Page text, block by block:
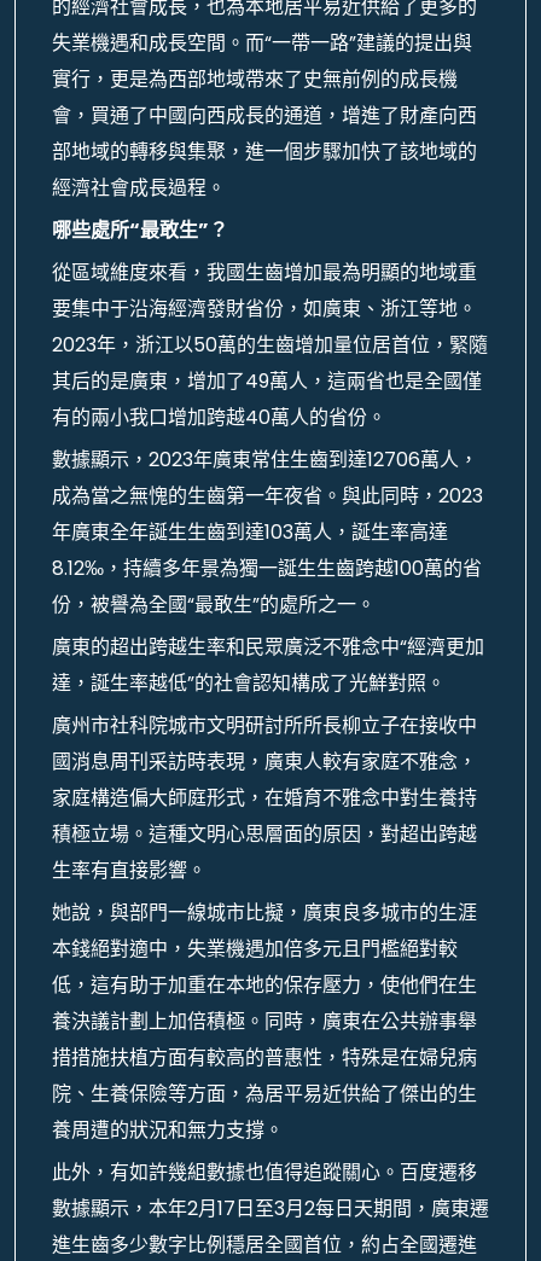
的經濟社會成長，也為本地居平易近供給了更多的
失業機遇和成長空間。而“一帶一路”建議的提出與
實行，更是為西部地域帶來了史無前例的成長機
會，買通了中國向西成長的通道，增進了財產向西
部地域的轉移與集聚，進一個步驟加快了該地域的
經濟社會成長過程。
哪些處所“最敢生”？
從區域維度來看，我國生齒增加最為明顯的地域重
要集中于沿海經濟發財省份，如廣東、浙江等地。
2023年，浙江以50萬的生齒增加量位居首位，緊隨
其后的是廣東，增加了49萬人，這兩省也是全國僅
有的兩小我口增加跨越40萬人的省份。
數據顯示，2023年廣東常住生齒到達12706萬人，
成為當之無愧的生齒第一年夜省。與此同時，2023
年廣東全年誕生生齒到達103萬人，誕生率高達
8.12‰，持續多年景為獨一誕生生齒跨越100萬的省
份，被譽為全國“最敢生”的處所之一。
廣東的超出跨越生率和民眾廣泛不雅念中“經濟更加
達，誕生率越低”的社會認知構成了光鮮對照。
廣州市社科院城市文明研討所所長柳立子在接收中
國消息周刊采訪時表現，廣東人較有家庭不雅念，
家庭構造偏大師庭形式，在婚育不雅念中對生養持
積極立場。這種文明心思層面的原因，對超出跨越
生率有直接影響。
她說，與部門一線城市比擬，廣東良多城市的生涯
本錢絕對適中，失業機遇加倍多元且門檻絕對較
低，這有助于加重在本地的保存壓力，使他們在生
養決議計劃上加倍積極。同時，廣東在公共辦事舉
措措施扶植方面有較高的普惠性，特殊是在婦兒病
院、生養保險等方面，為居平易近供給了傑出的生
養周遭的狀況和無力支撐。
此外，有如許幾組數據也值得追蹤關心。百度遷移
數據顯示，本年2月17日至3月2每日天期間，廣東遷
進生齒多少數字比例穩居全國首位，約占全國遷進